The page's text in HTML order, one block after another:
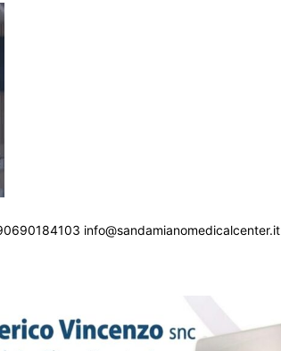
info@sandamianomedicalcenter.it